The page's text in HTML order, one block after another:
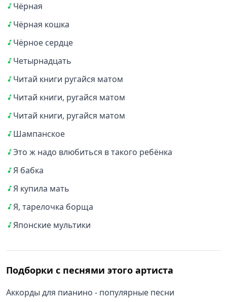
Чёрная
Чёрная кошка
Чёрное сердце
Четырнадцать
Читай книги ругайся матом
Читай книги, ругайся матом
Читай книги, ругайся матом
Шампанское
Это ж надо влюбиться в такого ребёнка
Я бабка
Я купила мать
Я, тарелочка борща
Японские мультики
Подборки с песнями этого артиста
Аккорды для пианино - популярные песни